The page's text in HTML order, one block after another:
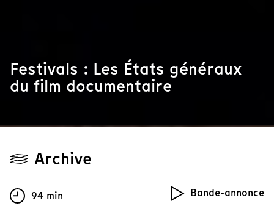
Festivals : Les États généraux
du film documentaire
Archive
Bande-annonce
94 min